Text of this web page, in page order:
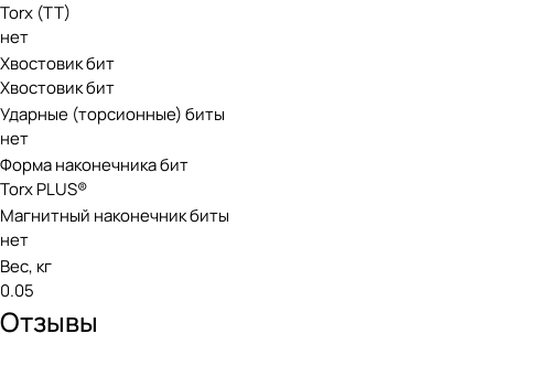
Torx (TT)
нет
Хвостовик бит
Хвостовик бит
Ударные (торсионные) биты
нет
Форма наконечника бит
Torx PLUS®
Магнитный наконечник биты
нет
Вес, кг
0.05
Отзывы